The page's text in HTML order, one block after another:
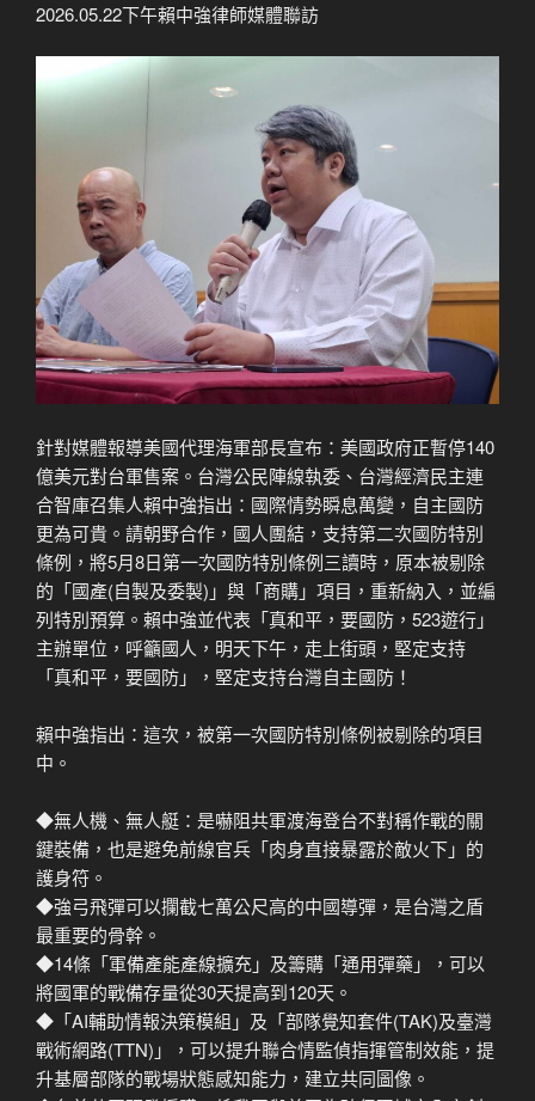
2026.05.22下午賴中強律師媒體聯訪
針對媒體報導美國代理海軍部長宣布：美國政府正暫停140
億美元對台軍售案。台灣公民陣線執委、台灣經濟民主連
合智庫召集人賴中強指出：國際情勢瞬息萬變，自主國防
更為可貴。請朝野合作，國人團結，支持第二次國防特別
條例，將5月8日第一次國防特別條例三讀時，原本被剔除
的「國產(自製及委製)」與「商購」項目，重新納入，並編
列特別預算。賴中強並代表「真和平，要國防，523遊行」
主辦單位，呼籲國人，明天下午，走上街頭，堅定支持
「真和平，要國防」，堅定支持台灣自主國防！
賴中強指出：這次，被第一次國防特別條例被剔除的項目
中。
◆無人機、無人艇：是嚇阻共軍渡海登台不對稱作戰的關
鍵裝備，也是避免前線官兵「肉身直接暴露於敵火下」的
護身符。
◆強弓飛彈可以攔截七萬公尺高的中國導彈，是台灣之盾
最重要的骨幹。
◆14條「軍備產能產線擴充」及籌購「通用彈藥」，可以
將國軍的戰備存量從30天提高到120天。
◆「AI輔助情報決策模組」及「部隊覺知套件(TAK)及臺灣
戰術網路(TTN)」，可以提升聯合情監偵指揮管制效能，提
升基層部隊的戰場狀態感知能力，建立共同圖像。